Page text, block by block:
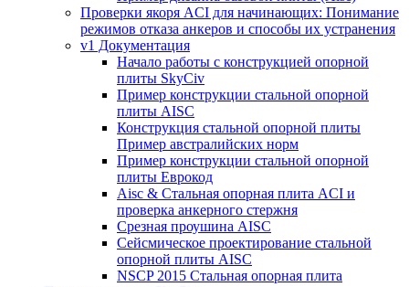
Проверки якоря ACI для начинающих: Понимание
режимов отказа анкеров и способы их устранения
v1 Документация
Начало работы с конструкцией опорной
плиты SkyCiv
Пример конструкции стальной опорной
плиты AISC
Конструкция стальной опорной плиты
Пример австралийских норм
Пример конструкции стальной опорной
плиты Еврокод
Aisc & Стальная опорная плита ACI и
проверка анкерного стержня
Срезная проушина AISC
Сейсмическое проектирование стальной
опорной плиты AISC
NSCP 2015 Стальная опорная плита